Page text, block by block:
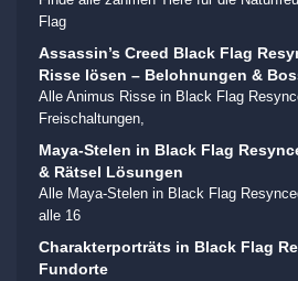
Flag
Assassin’s Creed Black Flag
Risse lösen – Belohnungen &
Alle Animus Risse in Black Flag
Freischaltungen,
Maya-Stelen in Black Flag
& Rätsel Lösungen
Alle Maya-Stelen in Black Flag
alle 16
Charakterporträts in Black Flag
Fundorte